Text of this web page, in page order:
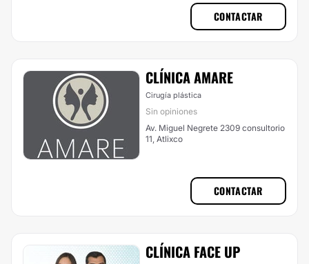
CONTACTAR
CLÍNICA AMARE
Cirugía plástica
Sin opiniones
Av. Miguel Negrete 2309 consultorio
11, Atlixco
CONTACTAR
CLÍNICA FACE UP